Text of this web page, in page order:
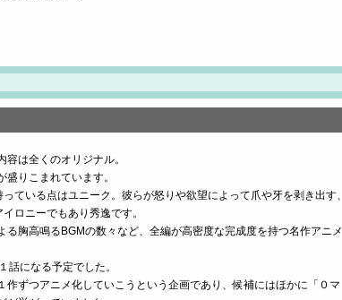
は全くのオリジナル。
りこまれています。
ている点はユニーク。彼らが怒りや欲望によって爪や牙を剥き出す、
ロニーでもあり秀逸です。
胸高鳴るBGMの数々など、全編が高密度な完成度を持つ名作アニメ
になる予定でした。
ずつアニメ化していこうという企画であり、候補にはほかに「０マ